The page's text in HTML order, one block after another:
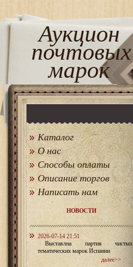
Аукцион
почтовых
марок
Каталог
О нас
Способы оплаты
Описание торгов
Написать нам
НОВОСТИ
2026-07-14 21:51
Выставлна партия чистых
тематических марок Испании
далее>>